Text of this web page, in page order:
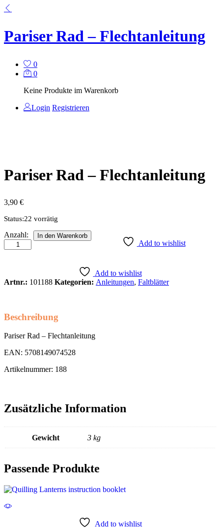
Pariser Rad – Flechtanleitung
0
0
Keine Produkte im Warenkorb
Login Registrieren
Pariser Rad – Flechtanleitung
3,90 €
Status:22 vorrätig
Pariser
-
Anzahl: In den Warenkorb
Add to wishlist
Add to wishlist
Artnr.: 101188 Kategorien: Anleitungen, Faltblätter
Beschreibung
Pariser Rad – Flechtanleitung
EAN: 5708149074528
Artikelnummer: 188
Zusätzliche Information
Gewicht 3 kg
Passende Produkte
Add to wishlist